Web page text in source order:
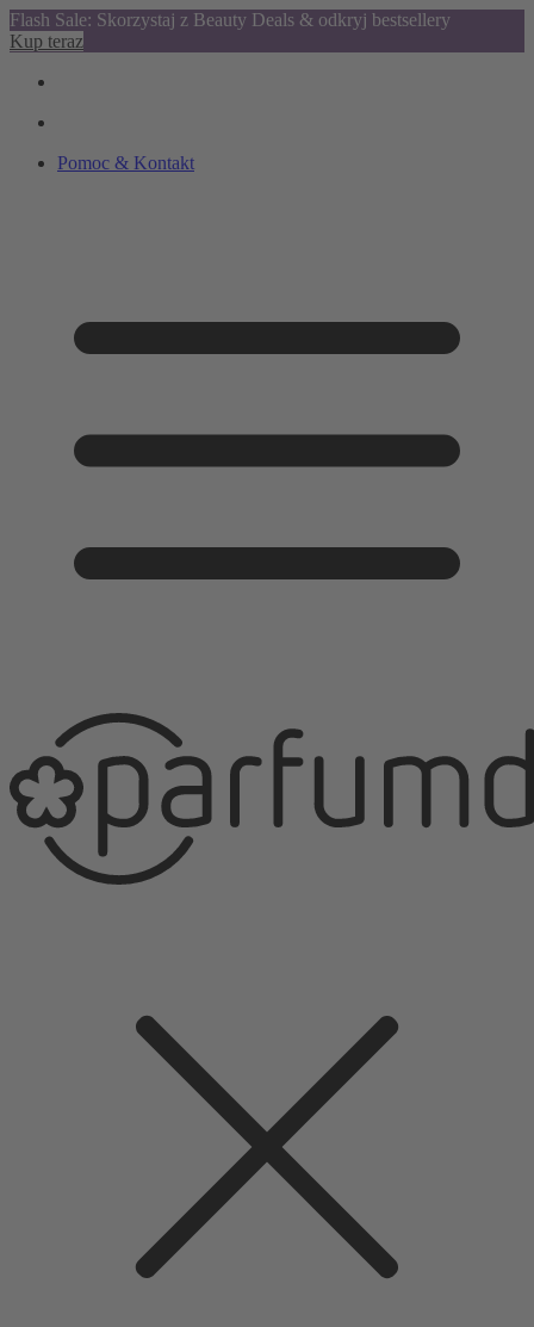
Flash Sale: Skorzystaj z Beauty Deals & odkryj bestsellery
Kup teraz
Pomoc & Kontakt